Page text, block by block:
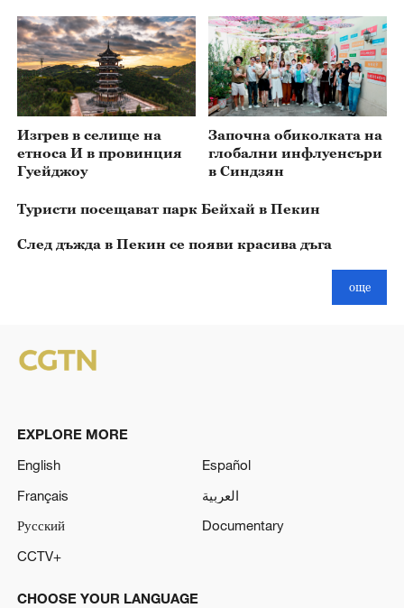
Изгрев в селище на
етноса И в провинция
Гуейджоу
Започна обиколката на
глобални инфлуенсъри
в Синдзян
Туристи посещават парк Бейхай в Пекин
След дъжда в Пекин се появи красива дъга
още
EXPLORE MORE
English
Español
Français
العربية
Русский
Documentary
CCTV+
CHOOSE YOUR LANGUAGE